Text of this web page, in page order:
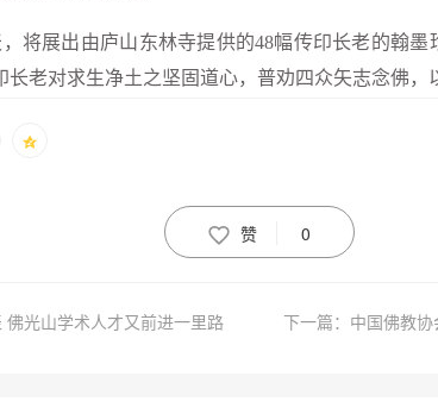
展出由庐山东林寺提供的48幅传印长老的翰墨
老对求生净土之坚固道心，普劝四众矢志念佛，
赞 0
佛光山学术人才又前进一里路